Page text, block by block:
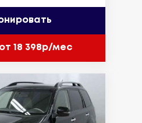
18 398р/мес